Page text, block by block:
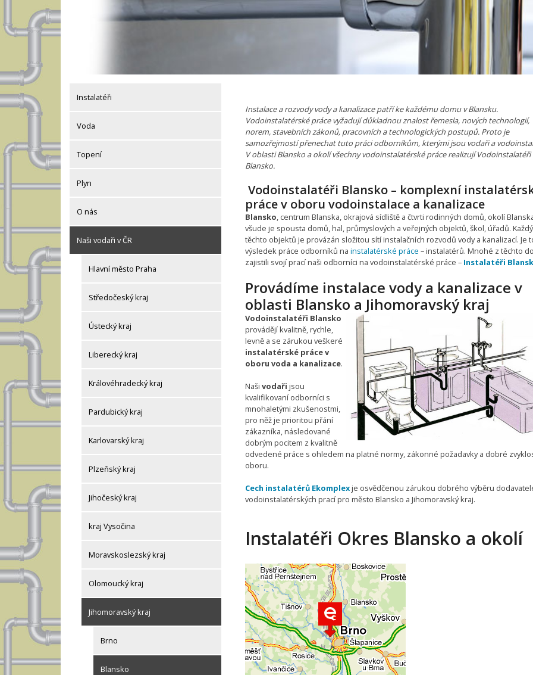
Instalatéři
Voda
Topení
Plyn
O nás
Naši vodaři v ČR
Hlavní město Praha
Středočeský kraj
Ústecký kraj
Liberecký kraj
Královéhradecký kraj
Pardubický kraj
Karlovarský kraj
Plzeňský kraj
Jihočeský kraj
kraj Vysočina
Moravskoslezský kraj
Olomoucký kraj
Jihomoravský kraj
Brno
Blansko
Instalace a rozvody vody a kanalizace patří ke každému domu v Blansku.
Vodoinstalatérské práce vyžadují důkladnou znalost řemesla, nových technologií,
norem, stavebních zákonů, pracovních a technologických postupů. Proto je
samozřejmostí přenechat tuto práci odborníkům, kterými jsou vodaři a
V oblasti Blansko a okolí všechny vodoinstalatérské práce realizují Vodoinstalatéři
Blansko.
Vodoinstalatéři Blansko – komplexní
práce v oboru vodoinstalace a kanalizace
Blansko, centrum Blanska, okrajová sídliště a čtvrti rodinných domů, okolí
všude je spousta domů, hal, průmyslových a veřejných objektů, škol, úřadů.
těchto objektů je provázán složitou sítí instalačních rozvodů vody a kanalizací. Je
výsledek práce odborníků na instalatérské práce – instalatérů. Mnohé z těchto
zajistili svojí prací naši odborníci na vodoinstalatérské práce – Instalatéři
Provádíme instalace vody a kanalizace v
oblasti Blansko a Jihomoravský kraj
Vodoinstalatéři Blansko
provádějí kvalitně, rychle,
levně a se zárukou veškeré
instalatérské práce v
oboru voda a kanalizace.
Naši vodaři jsou
kvalifikovaní odborníci s
mnohaletými zkušenostmi,
pro něž je prioritou přání
zákazníka, následované
dobrým pocitem z kvalitně
odvedené práce s ohledem na platné normy, zákonné požadavky a dobré
oboru.
Cech instalatérů Ekomplexje osvědčenou zárukou dobrého výběru
vodoinstalatérských prací pro město Blansko a Jihomoravský kraj.
Instalatéři Okres Blansko a okolí